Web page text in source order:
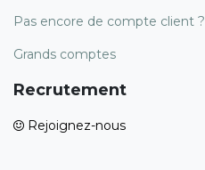
Pas encore de compte client ?
Grands comptes
Recrutement
Rejoignez-nous